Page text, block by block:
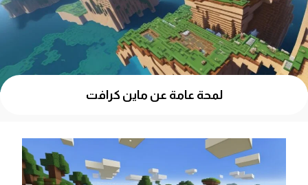
لمحة عامة عن ماين كرافت